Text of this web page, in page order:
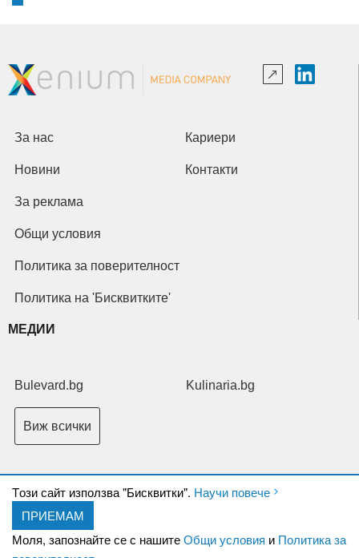
Tози сайт използва "Бисквитки". Научи повече
ПРИЕМАМ
Моля, запознайте се с нашитеОбщи условия и Политика за
За нас Кариери
Новини Контакти
За реклама
Общи условия
Политика за поверителност
Политика на 'Бисквитките'
МЕДИИ
Bulevard.bg Kulinaria.bg
Виж всички
Copyright © 2026 Ксениум ООД. Всички права запазени.
XeniumCompany.com